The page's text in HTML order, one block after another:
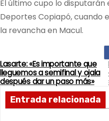
El último cupo lo
Deportes Copiapó, cuando
la revancha en Macul.
N
a
v
Lasarte: «Es importante que
lleguemos a semifinal y ojala
después dar un paso más»
Entrada relacionada